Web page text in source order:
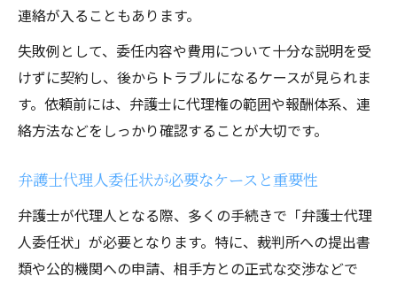
連絡が入ることもあります。
失敗例として、委任内容や費用について十分な説明を受
けずに契約し、後からトラブルになるケースが見られま
す。依頼前には、弁護士に代理権の範囲や報酬体系、連
絡方法などをしっかり確認することが大切です。
弁護士代理人委任状が必要なケースと重要性
弁護士が代理人となる際、多くの手続きで「弁護士代理
人委任状」が必要となります。特に、裁判所への提出書
類や公的機関への申請、相手方との正式な交渉などで